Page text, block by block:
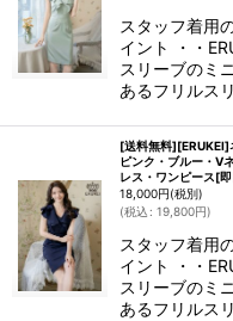
スタッフ着用
イント ・・
スリーブのミ
あるフリルス
[送料無料][ERUKEI]
ピンク・ブルー・V
レス・ワンピース[
18,000円(税別)
(税込 : 19,800円)
スタッフ着用
イント ・・
スリーブのミ
あるフリルス